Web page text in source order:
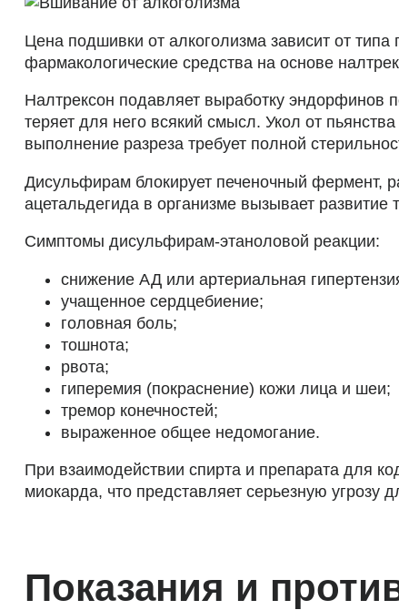
Цена подшивки от алкоголизма зависит от
фармакологические средства на основе
Налтрексон подавляет выработку эндорфинов
теряет для него всякий смысл. Укол от
выполнение разреза требует полной
Дисульфирам блокирует печеночный фермент,
ацетальдегида в организме вызывает
Симптомы дисульфирам-этаноловой реакции:
снижение АД или артериальная
учащенное сердцебиение;
головная боль;
тошнота;
рвота;
гиперемия (покраснение) кожи лица и шеи;
тремор конечностей;
выраженное общее недомогание.
При взаимодействии спирта и препарата для
миокарда, что представляет серьезную угрозу
Показания и